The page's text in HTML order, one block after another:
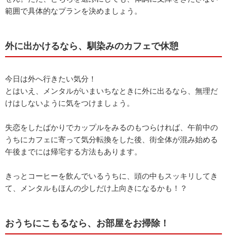
範囲で具体的なプランを決めましょう。
外に出かけるなら、馴染みのカフェで休憩
今日は外へ行きたい気分！
とはいえ、メンタルがいまいちなときに外に出るなら、無理だ
けはしないように気をつけましょう。
失恋をしたばかりでカップルをみるのもつらければ、午前中の
うちにカフェに寄って気分転換をした後、街全体が混み始める
午後までには帰宅する方法もあります。
きっとコーヒーを飲んでいるうちに、頭の中もスッキリしてき
て、メンタルもほんの少しだけ上向きになるかも！？
おうちにこもるなら、お部屋をお掃除！